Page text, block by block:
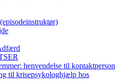
henvendelse til kontaktperson
til krisepsykologhjælp hos